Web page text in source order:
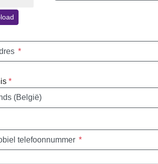
*
*
telefoonnummer *